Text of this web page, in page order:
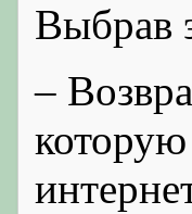
Выбрав
–